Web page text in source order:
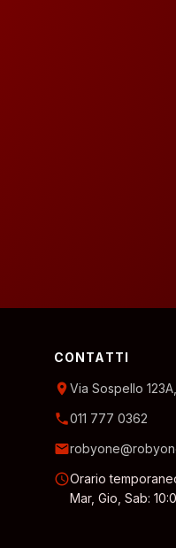
CONTATTI
location_onVia Sospello
phone011 777 0362
email
scheduleOrario
Mar, Gio, Sab: